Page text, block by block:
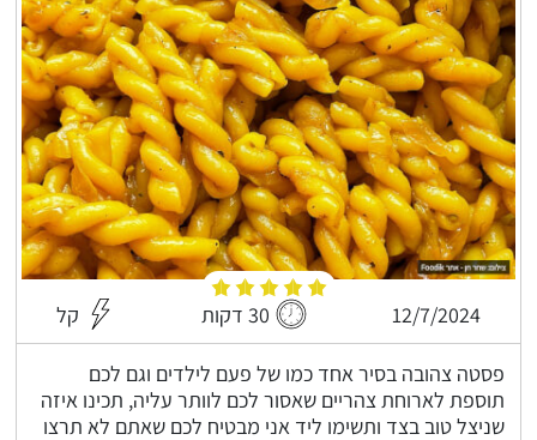
12/7/2024 30 דקות קל
פסטה צהובה בסיר אחד כמו של פעם לילדים וגם לכם
תוספת לארוחת צהריים שאסור לכם לוותר עליה, תכינו איזה
שניצל טוב בצד ותשימו ליד אני מבטיח לכם שאתם לא תרצו